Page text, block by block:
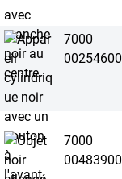
7000
00254600
7000
00483900